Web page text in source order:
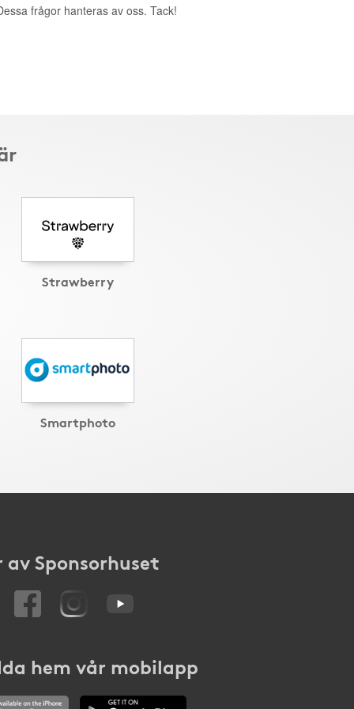
frågor hanteras av oss. Tack!
Strawberry
Smartphoto
av Sponsorhuset
hem vår mobilapp